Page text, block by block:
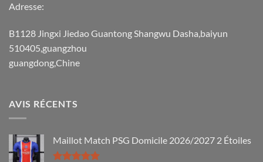
Adresse:
B1128 Jingxi Jiedao Guantong Shangwu Dasha,baiyun
510405,guangzhou
guangdong,Chine
AVIS RÉCENTS
Maillot Match PSG Domicile 2026/2027 2 Étoiles